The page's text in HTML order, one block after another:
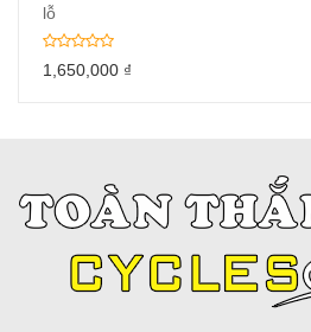
lỗ
1,650,000 ₫